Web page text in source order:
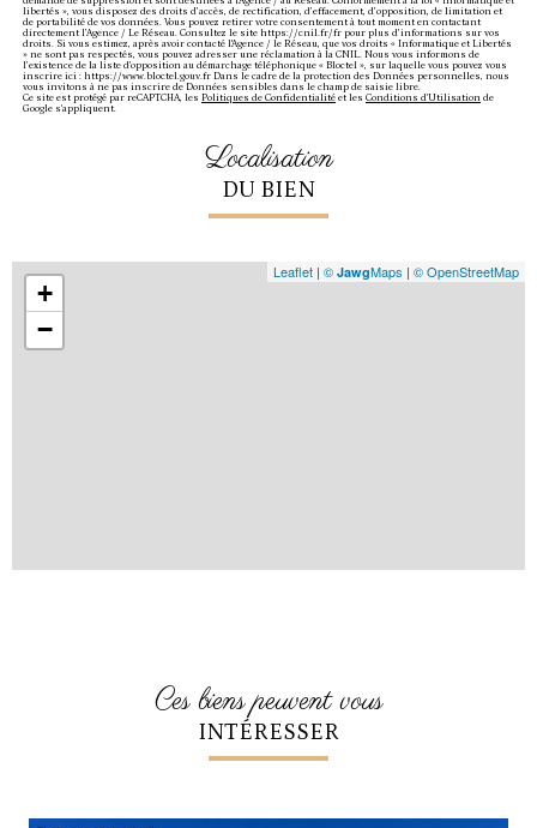
libertés », vous disposez des droits d’accès, de rectification, d’effacement, d’opposition, de limitation et
de portabilité de vos données. Vous pouvez retirer votre consentement à tout moment en contactant
directement l’Agence / Le Réseau. Consultez le site https://cnil.fr/fr pour plus d’informations sur vos
droits. Si vous estimez, après avoir contacté l'Agence / le Réseau, que vos droits « Informatique et Libertés
» ne sont pas respectés, vous pouvez adresser une réclamation à la CNIL. Nous vous informons de
l’existence de la liste d'opposition au démarchage téléphonique « Bloctel », sur laquelle vous pouvez vous
inscrire ici : https://www.bloctel.gouv.fr Dans le cadre de la protection des Données personnelles, nous
vous invitons à ne pas inscrire de Données sensibles dans le champ de saisie libre.
Ce site est protégé par reCAPTCHA, les Politiques de Confidentialité et les Conditions d'Utilisation de
Google s'appliquent.
localisation
DU BIEN
+
−
Leaflet | © JawgMaps | © OpenStreetMap
ces biens peuvent vous
INTÉRESSER